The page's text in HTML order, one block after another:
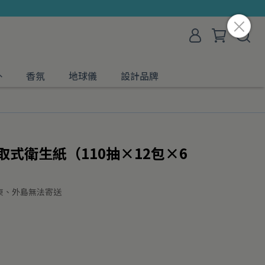
香氛 地球儀 設計品牌
式衛生紙（110抽×12包×6
外島無法寄送